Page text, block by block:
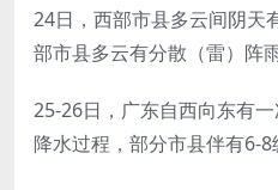
24日，西部市县多云间阴天
部市县多云有分散（雷）阵雨
25-26日，广东自西向东有
降水过程，部分市县伴有6-8